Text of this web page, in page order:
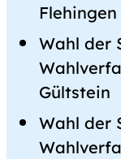
Flehingen
Wahl der
Gültstein
Wahl der